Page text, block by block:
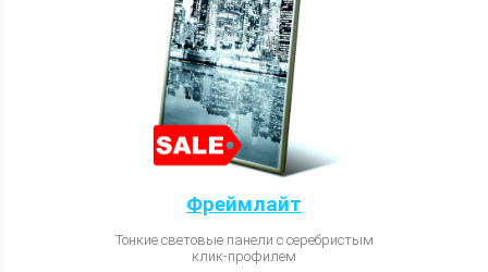
Фреймлайт
Тонкие световые панели с серебристым
клик-профилем